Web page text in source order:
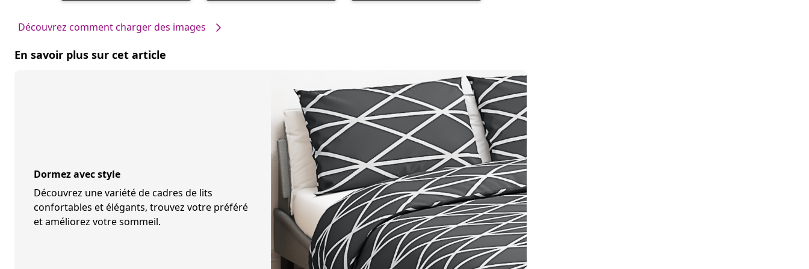
Découvrez comment charger des images
En savoir plus sur cet article
Dormez avec style
Découvrez une variété de cadres de lits
confortables et élégants, trouvez votre préféré
et améliorez votre sommeil.